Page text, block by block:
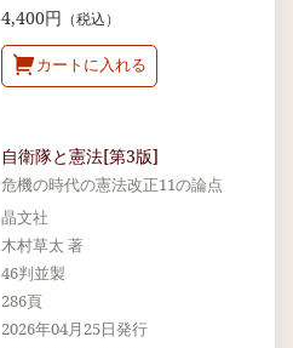
4,400円 （税込）
カートに入れる
自衛隊と憲法[第3版]
危機の時代の憲法改正11の論点
晶文社
木村草太 著
46判並製
286頁
2026年04月25日発行